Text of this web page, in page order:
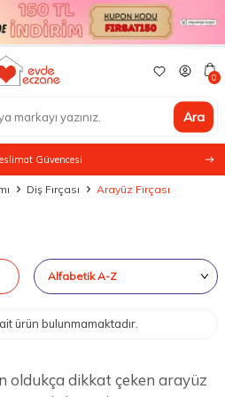
Ara
0
Güvencesi
Diş Fırçası Arayüz Fırçası
ürün bulunmamaktadır.
oldukça dikkat çeken arayüz